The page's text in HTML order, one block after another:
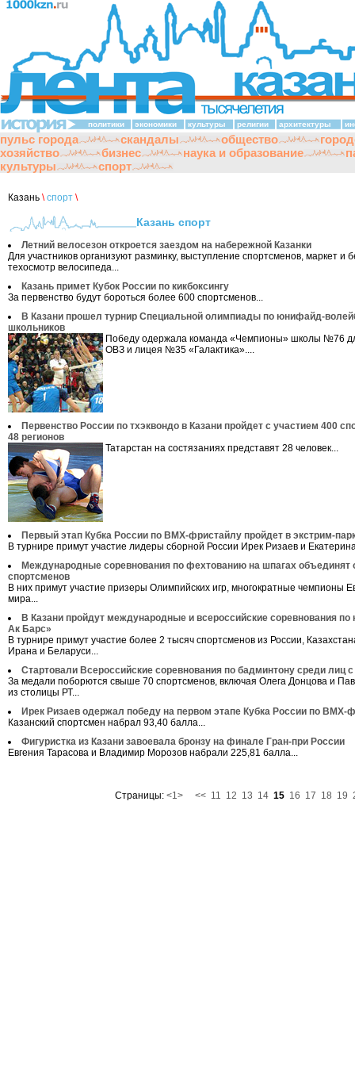
политики экономики культуры религии архитектуры
пульс города скандалы общество
хозяйство
бизнес наука и образование
культуры
спорт
Казань \ спорт \
Казань спорт
Летний велосезон откроется заездом на набережной Казанки
Для участников организуют разминку, выступление спортсменов, маркет и
техосмотр велосипеда...
Казань примет Кубок России по кикбоксингу
За первенство будут бороться более 600 спортсменов...
В Казани прошел турнир Специальной олимпиады по юнифайд-
школьников
Победу одержала команда «Чемпионы» школы №76
ОВЗ и лицея №35 «Галактика»....
Первенство России по тхэквондо в Казани пройдет с участием 400
48 регионов
Татарстан на состязаниях представят 28 человек...
Первый этап Кубка России по ВМХ-фристайлу пройдет в экстрим-
В турнире примут участие лидеры сборной России Ирек Ризаев и
Международные соревнования по фехтованию на шпагах объединят
спортсменов
В них примут участие призеры Олимпийских игр, многократные чемпионы
мира...
В Казани пройдут международные и всероссийские соревнования по
Ак Барс»
В турнире примут участие более 2 тысяч спортсменов из России,
Ирана и Беларуси...
Стартовали Всероссийские соревнования по бадминтону среди лиц
За медали поборются свыше 70 спортсменов, включая Олега Донцова и
из столицы РТ...
Ирек Ризаев одержал победу на первом этапе Кубка России по ВМХ-
Казанский спортсмен набрал 93,40 балла...
Фигуристка из Казани завоевала бронзу на финале Гран-при России
Евгения Тарасова и Владимир Морозов набрали 225,81 балла...
Страницы: <1> << 11 12 13 14 15 16 17 18 19